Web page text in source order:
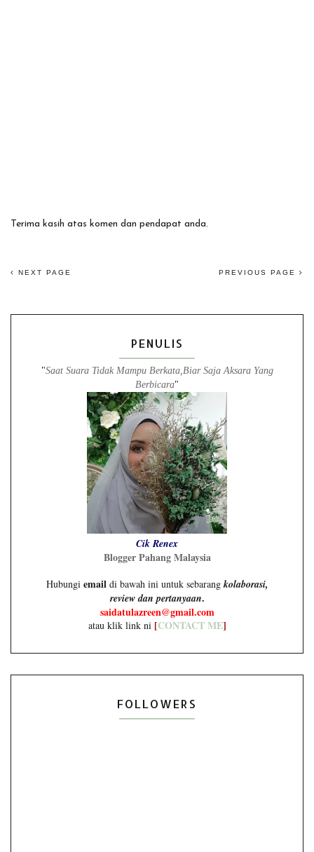
Terima kasih atas komen dan pendapat anda.
NEXT PAGE PREVIOUS PAGE
PENULIS
"Saat Suara Tidak Mampu Berkata,Biar Saja Aksara Yang
Berbicara"
Cik Renex
Blogger Pahang Malaysia
Hubungi email di bawah ini untuk sebarangkolaborasi,
review dan pertanyaan.
saidatulazreen@gmail.com
atau klik link ni [CONTACT ME]
FOLLOWERS